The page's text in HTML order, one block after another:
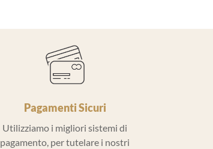
Pagamenti Sicuri
Utilizziamo i migliori sistemi di
pagamento, per tutelare i nostri